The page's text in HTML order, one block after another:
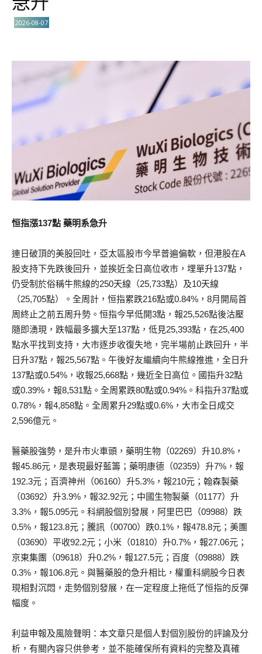
2026-08-07
恒指漲137點 藥明系急升
連日破頂的美股回吐，亞太區股市今早普遍偏軟，但港股在A
股支持下先跌後回升，並挨近全日高位收市，埋單升137點，
仍受制於俗稱牛熊線的250天線（25,733點）及10天線
（25,705點）。全周計，恒指累跌216點或0.84%，8月開局首
周終止之前五周升勢。恒指今早低開3點，報25,526點後沽壓
隨即湧現，跌幅最多擴大至137點，低見25,393點，在25,400
點水平找到支持，大市逐步收復失地，完半場前止跌回升，半
日升37點，報25,567點。午後好友繼續向牛熊線推進，全日升
137點或0.54%，收報25,668點，幾近全日高位。國指升32點
或0.39%，報8,531點。全周累跌80點或0.94%。科指升37點或
0.78%，報4,858點。全周累升29點或0.6%，大市全日成交
2,596億元。
醫藥股強勢，是升市火車頭，藥明生物（02269）升10.8%，
報45.86元，是表現最好藍籌；藥明康德（02359）升7%，報
192.3元；百濟神州（06160）升5.3%，報210元；翰森製藥
（03692）升3.9%，報32.92元；中國生物製藥（01177）升
3.3%，報5.095元。科網股個別發展，阿里巴巴（09988）跌
0.5%，報123.8元；騰訊（00700）跌0.1%，報478.8元；美團
（03690）平收92.2元；小米（01810）升0.7%，報27.06元；
京東集團（09618）升0.2%，報127.5元；百度（09888）跌
0.3%，報106.8元。與醫藥股的急升相比，權重科網股今日表
現相對沉悶，走勢個別發展，在一定程度上拖低了恒指的反彈
幅度。
利益申報及風險聲明：本文章只是個人對個別股份的評論及分
析，有關內容只供參考，並不能確保所有資料的完整及真確